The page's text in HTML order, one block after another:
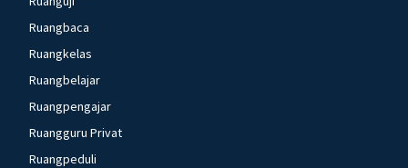
Ruangbaca
Ruangkelas
Ruangbelajar
Ruangpengajar
Ruangguru Privat
Ruangpeduli